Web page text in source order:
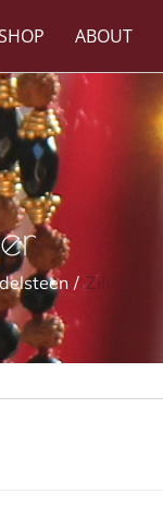
ABOUT
Zilver